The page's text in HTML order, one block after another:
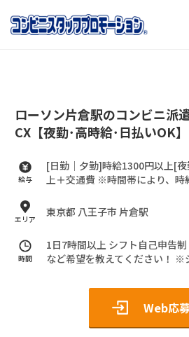
ローソン片倉駅のコンビニ派
CX【夜勤･高時給･日払いOK】
給与
[日勤｜夕勤]時給1300円以上[
上＋交通費 ※時間帯により、時
エリア 東京都 八王子市 片倉駅
時間
1日7時間以上 シフト自己申告制
など希望を教えてください！ ※
Web応